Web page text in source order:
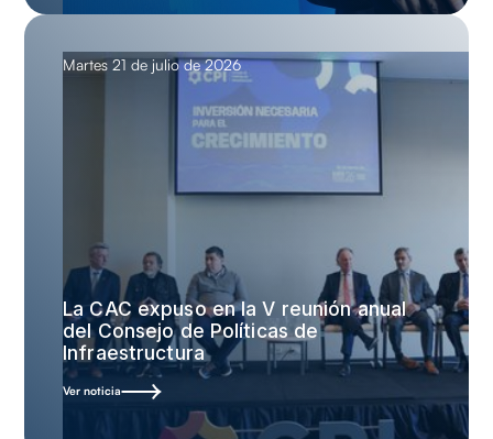
Martes 21 de julio de 2026
La CAC expuso en la V reunión anual
del Consejo de Políticas de
Infraestructura
Ver noticia